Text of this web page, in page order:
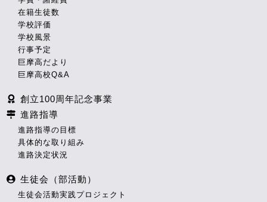
在籍生徒数
学校評価
学校風景
行事予定
巨摩高だより
巨摩高校Q&A
創立100周年記念事業
進路指導
進路指導の目標
具体的な取り組み
進路決定状況
生徒会（部活動）
生徒会活動実践プロジェクト